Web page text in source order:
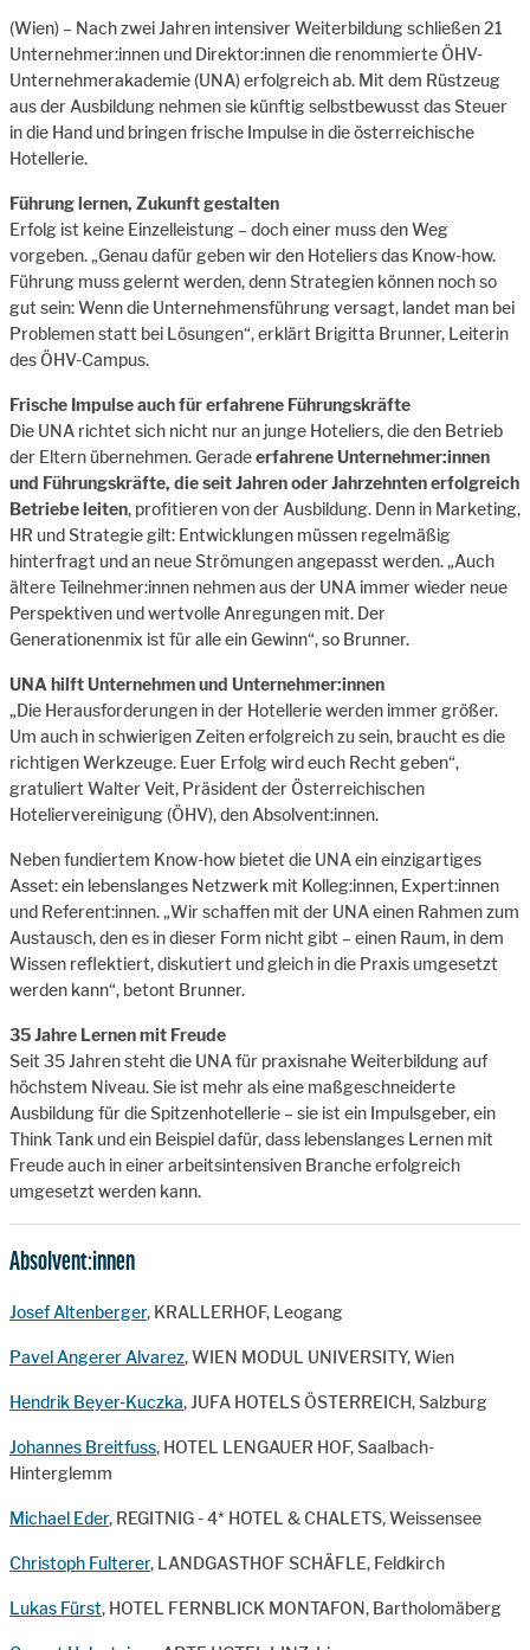
(Wien) – Nach zwei Jahren intensiver Weiterbildung schließen 21
Unternehmer:innen und Direktor:innen die renommierte ÖHV-
Unternehmerakademie (UNA) erfolgreich ab. Mit dem Rüstzeug
aus der Ausbildung nehmen sie künftig selbstbewusst das Steuer
in die Hand und bringen frische Impulse in die österreichische
Hotellerie.
Führung lernen, Zukunft gestalten
Erfolg ist keine Einzelleistung – doch einer muss den Weg
vorgeben. „Genau dafür geben wir den Hoteliers das Know-how.
Führung muss gelernt werden, denn Strategien können noch so
gut sein: Wenn die Unternehmensführung versagt, landet man bei
Problemen statt bei Lösungen“, erklärt Brigitta Brunner, Leiterin
des ÖHV-Campus.
Frische Impulse auch für erfahrene Führungskräfte
Die UNA richtet sich nicht nur an junge Hoteliers, die den Betrieb
der Eltern übernehmen. Geradeerfahrene Unternehmer:innen
und Führungskräfte, die seit Jahren oder Jahrzehnten erfolgreich
Betriebe leiten, profitieren von der Ausbildung. Denn in Marketing,
HR und Strategie gilt: Entwicklungen müssen regelmäßig
hinterfragt und an neue Strömungen angepasst werden. „Auch
ältere Teilnehmer:innen nehmen aus der UNA immer wieder neue
Perspektiven und wertvolle Anregungen mit. Der
Generationenmix ist für alle ein Gewinn“, so Brunner.
UNA hilft Unternehmen und Unternehmer:innen
„Die Herausforderungen in der Hotellerie werden immer größer.
Um auch in schwierigen Zeiten erfolgreich zu sein, braucht es die
richtigen Werkzeuge. Euer Erfolg wird euch Recht geben“,
gratuliert Walter Veit, Präsident der Österreichischen
Hoteliervereinigung (ÖHV), den Absolvent:innen.
Neben fundiertem Know-how bietet die UNA ein einzigartiges
Asset: ein lebenslanges Netzwerk mit Kolleg:innen, Expert:innen
und Referent:innen. „Wir schaffen mit der UNA einen Rahmen zum
Austausch, den es in dieser Form nicht gibt – einen Raum, in dem
Wissen reflektiert, diskutiert und gleich in die Praxis umgesetzt
werden kann“, betont Brunner.
35 Jahre Lernen mit Freude
Seit 35 Jahren steht die UNA für praxisnahe Weiterbildung auf
höchstem Niveau. Sie ist mehr als eine maßgeschneiderte
Ausbildung für die Spitzenhotellerie – sie ist ein Impulsgeber, ein
Think Tank und ein Beispiel dafür, dass lebenslanges Lernen mit
Freude auch in einer arbeitsintensiven Branche erfolgreich
umgesetzt werden kann.
Absolvent:innen
Josef Altenberger, KRALLERHOF, Leogang
Pavel Angerer Alvarez, WIEN MODUL UNIVERSITY, Wien
Hendrik Beyer-Kuczka, JUFA HOTELS ÖSTERREICH, Salzburg
Johannes Breitfuss, HOTEL LENGAUER HOF, Saalbach-
Hinterglemm
Michael Eder, REGITNIG - 4* HOTEL & CHALETS, Weissensee
Christoph Fulterer, LANDGASTHOF SCHÄFLE, Feldkirch
Lukas Fürst, HOTEL FERNBLICK MONTAFON, Bartholomäberg